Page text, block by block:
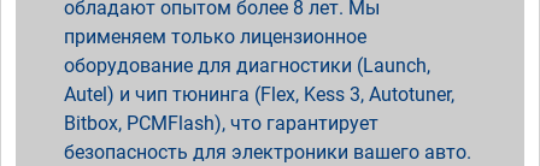
обладают опытом более 8 лет. Мы
применяем только лицензионное
оборудование для диагностики (Launch,
Autel) и чип тюнинга (Flex, Kess 3, Autotuner,
Bitbox, PCMFlash), что гарантирует
безопасность для электроники вашего авто.